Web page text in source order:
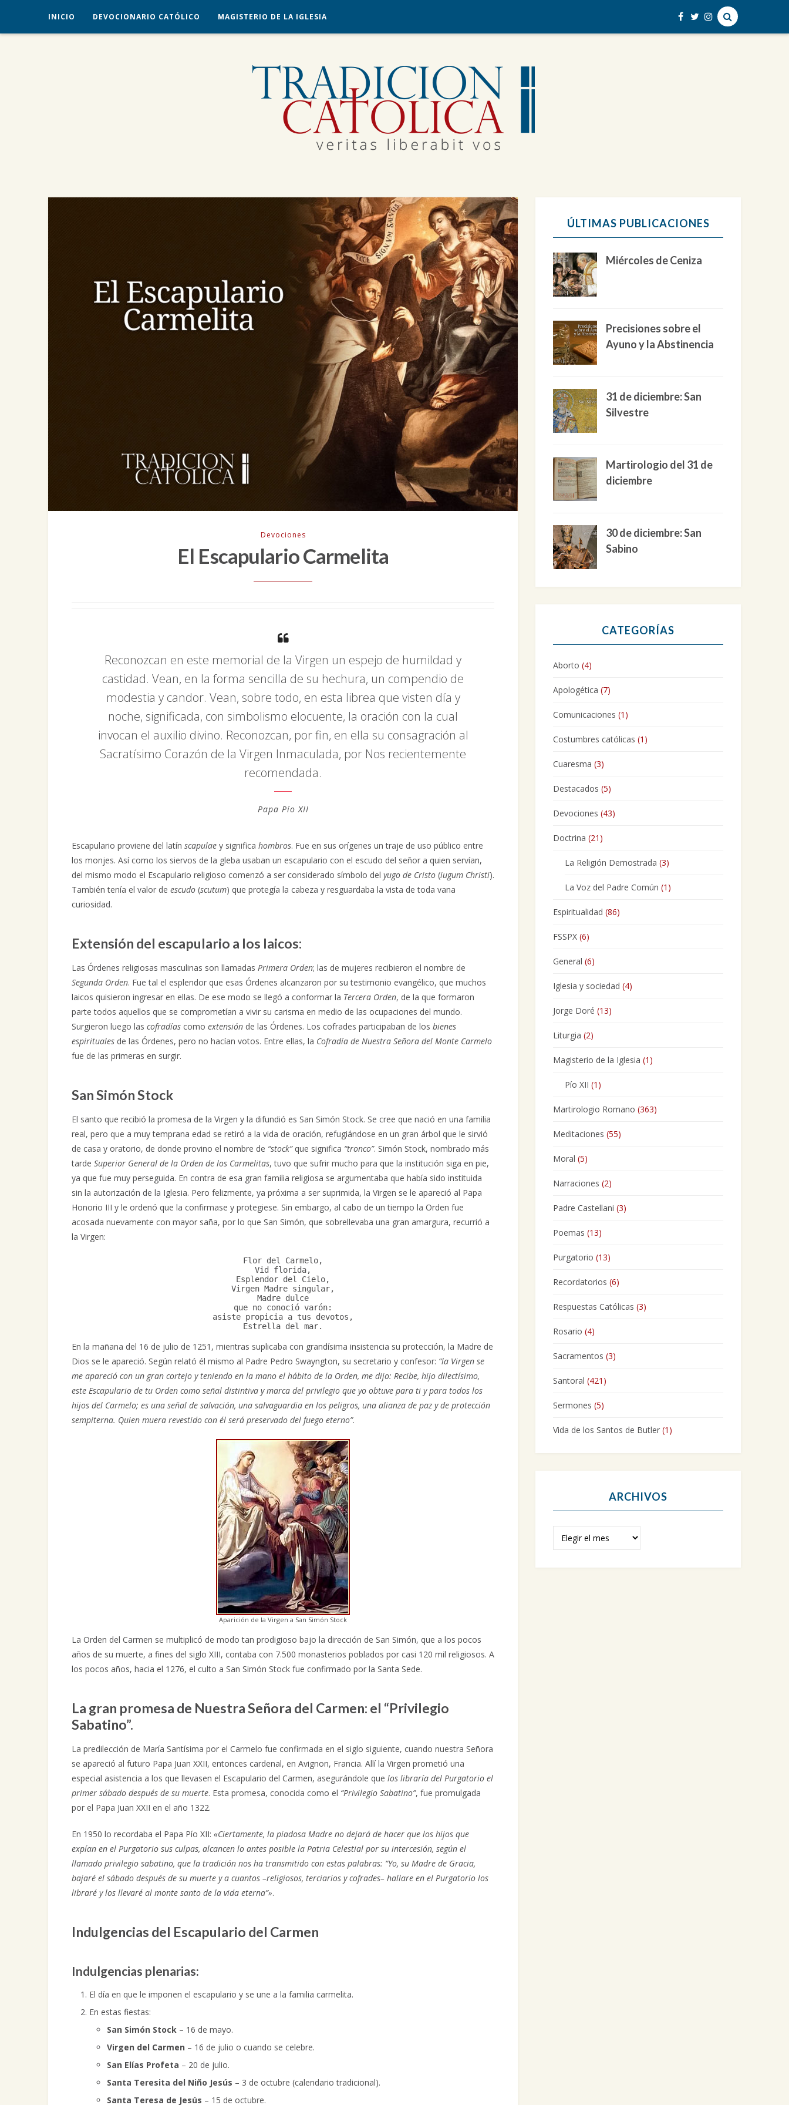
INICIO DEVOCIONARIO CATÓLICO MAGISTERIO DE LA IGLESIA
Devociones
El Escapulario Carmelita
Reconozcan en este memorial de la Virgen un espejo de humildad y
castidad. Vean, en la forma sencilla de su hechura, un compendio de
modestia y candor. Vean, sobre todo, en esta librea que visten día y
noche, significada, con simbolismo elocuente, la oración con la cual
invocan el auxilio divino. Reconozcan, por fin, en ella su consagración al
Sacratísimo Corazón de la Virgen Inmaculada, por Nos recientemente
recomendada.
Papa Pío XII
Escapulario proviene del latín scapulae y significa hombros. Fue en sus orígenes un traje de uso público entre
los monjes. Así como los siervos de la gleba usaban un escapulario con el escudo del señor a quien servían,
del mismo modo el Escapulario religioso comenzó a ser considerado símbolo del yugo de Cristo (iugum Christi).
También tenía el valor de escudo (scutum) que protegía la cabeza y resguardaba la vista de toda vana
curiosidad.
Extensión del escapulario a los laicos:
Las Órdenes religiosas masculinas son llamadas Primera Orden; las de mujeres recibieron el nombre de
Segunda Orden. Fue tal el esplendor que esas Órdenes alcanzaron por su testimonio evangélico, que muchos
laicos quisieron ingresar en ellas. De ese modo se llegó a conformar la Tercera Orden, de la que formaron
parte todos aquellos que se comprometían a vivir su carisma en medio de las ocupaciones del mundo.
Surgieron luego las cofradías como extensión de las Órdenes. Los cofrades participaban de los bienes
espirituales de las Órdenes, pero no hacían votos. Entre ellas, la Cofradía de Nuestra Señora del Monte Carmelo
fue de las primeras en surgir.
San Simón Stock
El santo que recibió la promesa de la Virgen y la difundió es San Simón Stock. Se cree que nació en una familia
real, pero que a muy temprana edad se retiró a la vida de oración, refugiándose en un gran árbol que le sirvió
de casa y oratorio, de donde provino el nombre de “stock”que significa “tronco”. Simón Stock, nombrado más
tarde Superior General de la Orden de los Carmelitas, tuvo que sufrir mucho para que la institución siga en pie,
ya que fue muy perseguida. En contra de esa gran familia religiosa se argumentaba que había sido instituida
sin la autorización de la Iglesia. Pero felizmente, ya próxima a ser suprimida, la Virgen se le apareció al Papa
Honorio III y le ordenó que la confirmase y protegiese. Sin embargo, al cabo de un tiempo la Orden fue
acosada nuevamente con mayor saña, por lo que San Simón, que sobrellevaba una gran amargura, recurrió a
la Virgen:
Flor del Carmelo,
Vid florida,
Esplendor del Cielo,
Virgen Madre singular,
Madre dulce
que no conoció varón:
asiste propicia a tus devotos,
Estrella del mar.
En la mañana del 16 de julio de 1251, mientras suplicaba con grandísima insistencia su protección, la Madre de
Dios se le apareció. Según relató él mismo al Padre Pedro Swayngton, su secretario y confesor: “la Virgen se
me apareció con un gran cortejo y teniendo en la mano el hábito de la Orden, me dijo: Recibe, hijo dilectísimo,
este Escapulario de tu Orden como señal distintiva y marca del privilegio que yo obtuve para ti y para todos los
hijos del Carmelo; es una señal de salvación, una salvaguardia en los peligros, una alianza de paz y de protección
sempiterna. Quien muera revestido con él será preservado del fuego eterno”.
Aparición de la Virgen a San Simón Stock
La Orden del Carmen se multiplicó de modo tan prodigioso bajo la dirección de San Simón, que a los pocos
años de su muerte, a fines del siglo XIII, contaba con 7.500 monasterios poblados por casi 120 mil religiosos. A
los pocos años, hacia el 1276, el culto a San Simón Stock fue confirmado por la Santa Sede.
La gran promesa de Nuestra Señora del Carmen: el “Privilegio
Sabatino”.
La predilección de María Santísima por el Carmelo fue confirmada en el siglo siguiente, cuando nuestra Señora
se apareció al futuro Papa Juan XXII, entonces cardenal, en Avignon, Francia. Allí la Virgen prometió una
especial asistencia a los que llevasen el Escapulario del Carmen, asegurándole que los libraría del Purgatorio el
primer sábado después de su muerte. Esta promesa, conocida como el “Privilegio Sabatino”, fue promulgada
por el Papa Juan XXII en el año 1322.
En 1950 lo recordaba el Papa Pío XII: «Ciertamente, la piadosa Madre no dejará de hacer que los hijos que
expían en el Purgatorio sus culpas, alcancen lo antes posible la Patria Celestial por su intercesión, según el
llamado privilegio sabatino, que la tradición nos ha transmitido con estas palabras: “Yo, su Madre de Gracia,
bajaré el sábado después de su muerte y a cuantos –religiosos, terciarios y cofrades– hallare en el Purgatorio los
libraré y los llevaré al monte santo de la vida eterna”».
Indulgencias del Escapulario del Carmen
Indulgencias plenarias:
El día en que le imponen el escapulario y se une a la familia carmelita.
En estas fiestas:
San Simón Stock – 16 de mayo.
Virgen del Carmen – 16 de julio o cuando se celebre.
San Elías Profeta – 20 de julio.
Santa Teresita del Niño Jesús – 3 de octubre (calendario tradicional).
Santa Teresa de Jesús – 15 de octubre.
ÚLTIMAS PUBLICACIONES
Miércoles de Ceniza
Precisiones sobre el
Ayuno y la Abstinencia
31 de diciembre: San
Silvestre
Martirologio del 31 de
diciembre
30 de diciembre: San
Sabino
CATEGORÍAS
Aborto (4)
Apologética (7)
Comunicaciones (1)
Costumbres católicas (1)
Cuaresma (3)
Destacados (5)
Devociones (43)
Doctrina (21)
La Religión Demostrada (3)
La Voz del Padre Común (1)
Espiritualidad (86)
FSSPX (6)
General (6)
Iglesia y sociedad (4)
Jorge Doré (13)
Liturgia (2)
Magisterio de la Iglesia (1)
Pío XII (1)
Martirologio Romano (363)
Meditaciones (55)
Moral (5)
Narraciones (2)
Padre Castellani (3)
Poemas (13)
Purgatorio (13)
Recordatorios (6)
Respuestas Católicas (3)
Rosario (4)
Sacramentos (3)
Santoral (421)
Sermones (5)
Vida de los Santos de Butler (1)
ARCHIVOS